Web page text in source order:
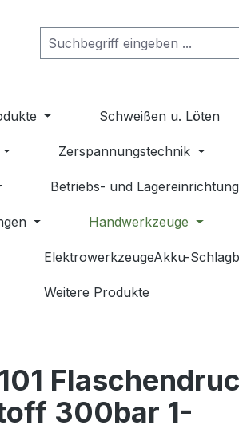
Schweißen u. Löten
Zerspannungstechnik
Betriebs- und
Handwerkzeuge
ElektrowerkzeugeAkku-
Weitere Produkte
300bar 1-